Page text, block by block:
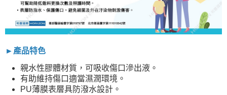
►產品特色
親水性膠體材質，可吸收傷口滲出液。
有助維持傷口適當濕潤環境。
PU薄膜表層具防潑水設計。